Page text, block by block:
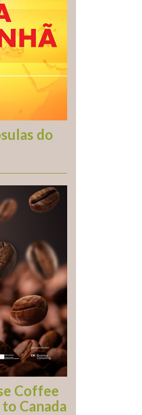
do
Coffee
Canada